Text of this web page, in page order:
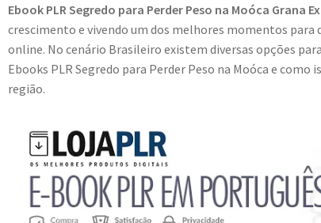
Ebook PLR Segredo para Perder Peso na Moóca Grana
crescimento e vivendo um dos melhores momentos
online. No cenário Brasileiro existem diversas opções
Ebooks PLR Segredo para Perder Peso na Moóca e como
região.